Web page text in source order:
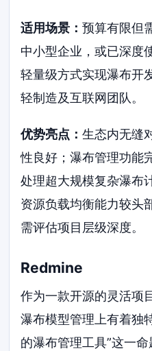
适用场景：预算有限但
中小型企业，或已深度
轻量级方式实现瀑布开
轻制造及互联网团队。
优势亮点：生态内无缝
性良好；瀑布管理功能
处理超大规模复杂瀑布
资源负载均衡能力较头
需评估项目层级深度。
Redmine
作为一款开源的灵活项
瀑布模型管理上有着独
的瀑布管理工具”这一